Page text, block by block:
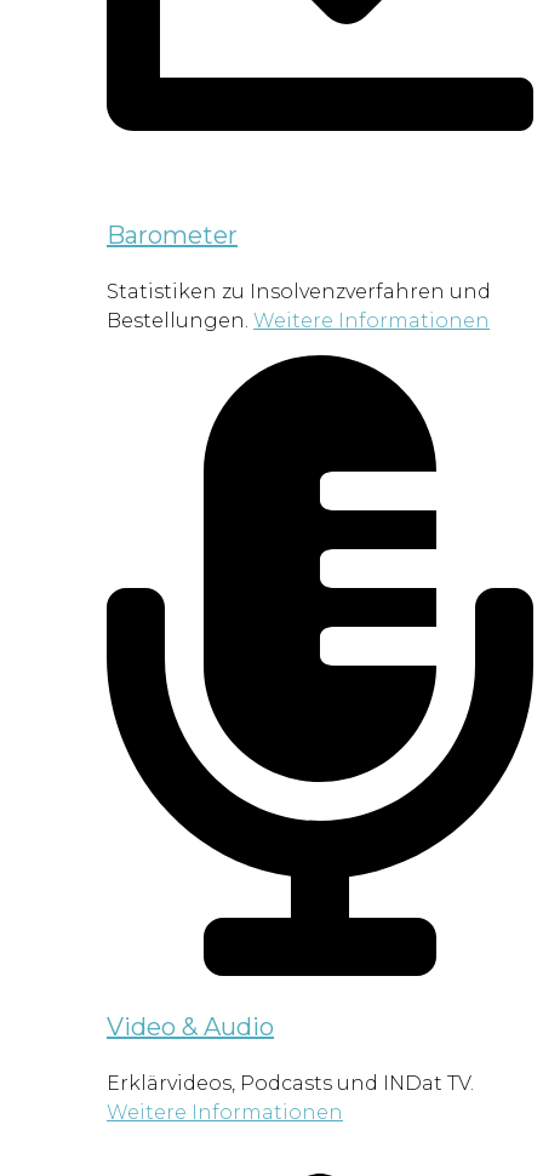
Barometer
Statistiken zu Insolvenzverfahren und
Bestellungen. Weitere Informationen
Video & Audio
Erklärvideos, Podcasts und INDat TV.
Weitere Informationen